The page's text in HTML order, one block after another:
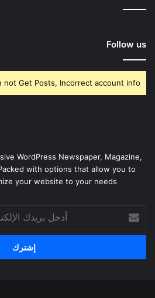
Follow us
not Get Posts, Incorrect account info.
WordPress Newspaper, Magazine,
with options that allow you to
your website to your needs.
بريدك
الإلكتروني